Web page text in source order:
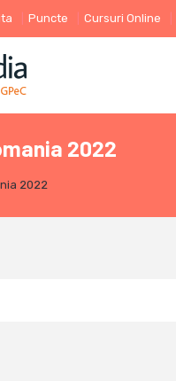
Puncte Cursuri Online
2022
2022